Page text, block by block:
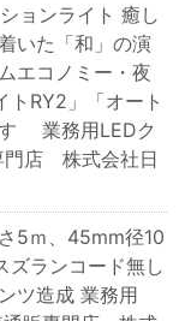
ョンライト 癒し
いた「和」の演
エコノミー・夜
トRY2」「オート
す 業務用LEDク
門店 株式会社日
5ｍ、45mm径10
ランコード無し
ツ造成 業務用